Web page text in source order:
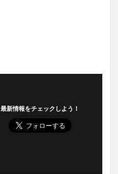
最新情報をチェックしよう！